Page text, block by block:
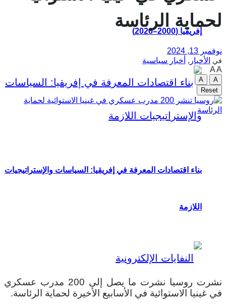
إفريقيا (2000–2026)
بناء اقتصادات المعرفة في إفريقيا: السياسات والإستراتيجيات
اللازمة
لحماية الرئاسة
نوفمبر 13, 2024
في الأخبار , أخبار سياسية
AA
A
A
Reset
نشرت روسيا نشرت ما يصل إلى 200 مدرب عسكري
في غينيا الاستوائية في الأسابيع الأخيرة لحماية الرئاسة.